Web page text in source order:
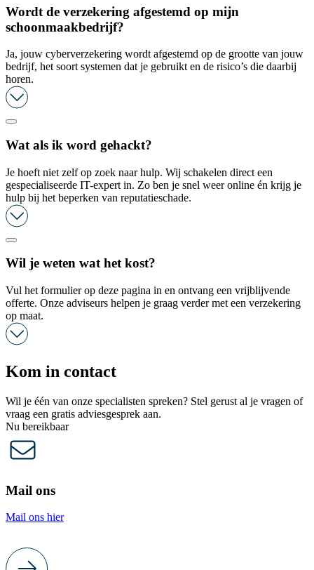
Wordt de verzekering afgestemd op mijn
schoonmaakbedrijf?
Ja, jouw cyberverzekering wordt afgestemd op de grootte van jouw
bedrijf, het soort systemen dat je gebruikt en de risico’s die daarbij
horen.
Wat als ik word gehackt?
Je hoeft niet zelf op zoek naar hulp. Wij schakelen direct een
gespecialiseerde IT-expert in. Zo ben je snel weer online én krijg je
hulp bij het beperken van reputatieschade.
Wil je weten wat het kost?
Vul het formulier op deze pagina in en ontvang een vrijblijvende
offerte. Onze adviseurs helpen je graag verder met een verzekering
op maat.
Kom in contact
Wil je één van onze specialisten spreken? Stel gerust al je vragen of
vraag een gratis adviesgesprek aan.
Nu bereikbaar
Mail ons
Mail ons hier